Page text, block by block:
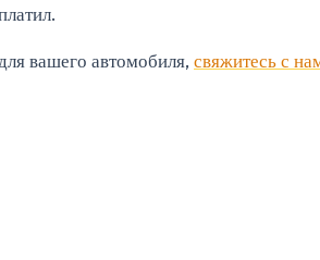
вашего автомобиля, свяжитесь с